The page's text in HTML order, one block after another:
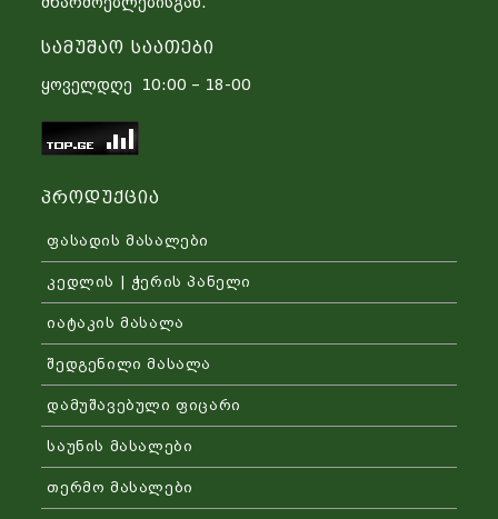
Სამუშაო Საათები
ყოველდღე 10:00 – 18-00
Პროდუქცია
ფასადის მასალები
კედლის | ჭერის პანელი
იატაკის მასალა
შედგენილი მასალა
დამუშავებული ფიცარი
საუნის მასალები
თერმო მასალები